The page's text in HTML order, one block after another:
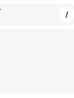
/